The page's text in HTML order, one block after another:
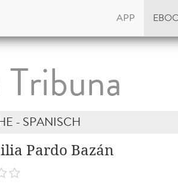
APP
Tribuna
- SPANISCH
Pardo Bazán